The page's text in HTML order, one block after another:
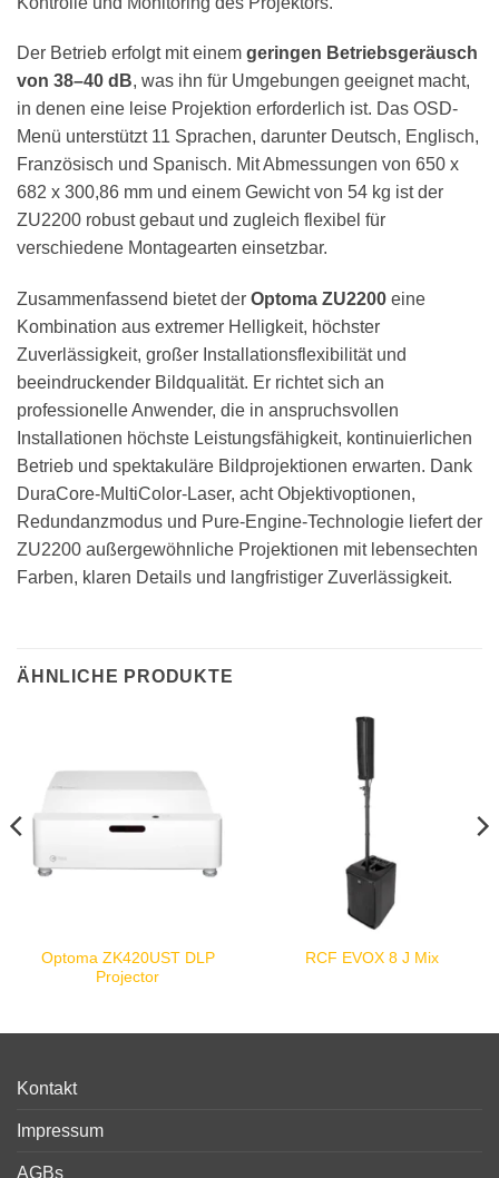
Der Betrieb erfolgt mit einem geringen Betriebsgeräusch
von 38–40 dB, was ihn für Umgebungen geeignet macht,
in denen eine leise Projektion erforderlich ist. Das OSD-
Menü unterstützt 11 Sprachen, darunter Deutsch, Englisch,
Französisch und Spanisch. Mit Abmessungen von 650 x
682 x 300,86 mm und einem Gewicht von 54 kg ist der
ZU2200 robust gebaut und zugleich flexibel für
verschiedene Montagearten einsetzbar.
Zusammenfassend bietet der Optoma ZU2200 eine
Kombination aus extremer Helligkeit, höchster
Zuverlässigkeit, großer Installationsflexibilität und
beeindruckender Bildqualität. Er richtet sich an
professionelle Anwender, die in anspruchsvollen
Installationen höchste Leistungsfähigkeit, kontinuierlichen
Betrieb und spektakuläre Bildprojektionen erwarten. Dank
DuraCore-MultiColor-Laser, acht Objektivoptionen,
Redundanzmodus und Pure-Engine-Technologie liefert der
ZU2200 außergewöhnliche Projektionen mit lebensechten
Farben, klaren Details und langfristiger Zuverlässigkeit.
ÄHNLICHE PRODUKTE
Optoma ZK420UST DLP
Projector
RCF EVOX 8 J Mix
Kontakt
Impressum
AGBs